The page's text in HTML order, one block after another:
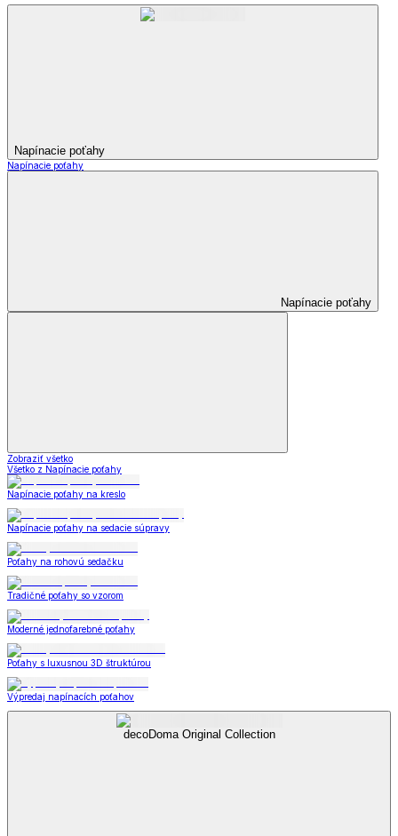
Napínacie poťahy
Napínacie poťahy
Napínacie poťahy
Zobraziť všetko
Všetko z Napínacie poťahy
Napínacie poťahy na kreslo
Napínacie poťahy na sedacie súpravy
Poťahy na rohovú sedačku
Tradičné poťahy so vzorom
Moderné jednofarebné poťahy
Poťahy s luxusnou 3D štruktúrou
Výpredaj napínacích poťahov
decoDoma Original Collection